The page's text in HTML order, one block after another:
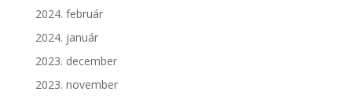
2024. február
2024. január
2023. december
2023. november